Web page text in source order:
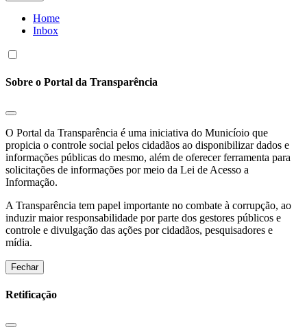
Home
Inbox
Sobre o Portal da Transparência
O Portal da Transparência é uma iniciativa do Municíoio que
propicia o controle social pelos cidadãos ao disponibilizar dados e
informações públicas do mesmo, além de oferecer ferramenta para
solicitações de informações por meio da Lei de Acesso a
Informação.
A Transparência tem papel importante no combate à corrupção, ao
induzir maior responsabilidade por parte dos gestores públicos e
controle e divulgação das ações por cidadãos, pesquisadores e
mídia.
Fechar
Retificação